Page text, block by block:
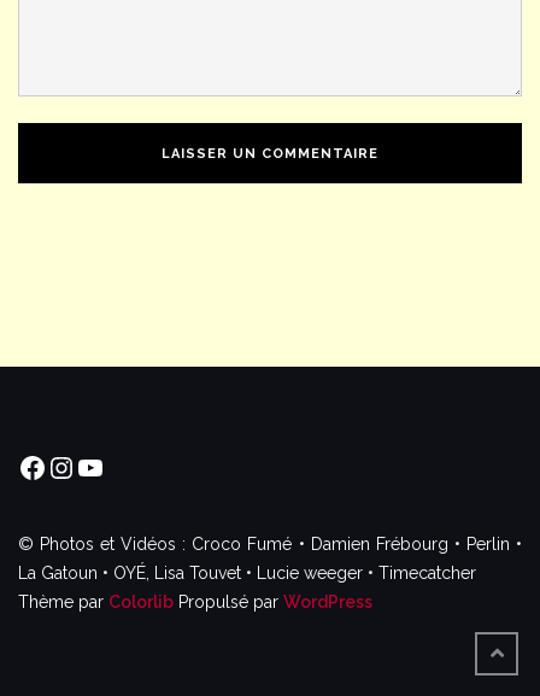
Facebook
Instagram
YouTube
© Photos et Vidéos : Croco Fumé • Damien Frébourg • Perlin •
La Gatoun • OYÉ, Lisa Touvet • Lucie weeger • Timecatcher
Thème par Colorlib Propulsé par WordPress